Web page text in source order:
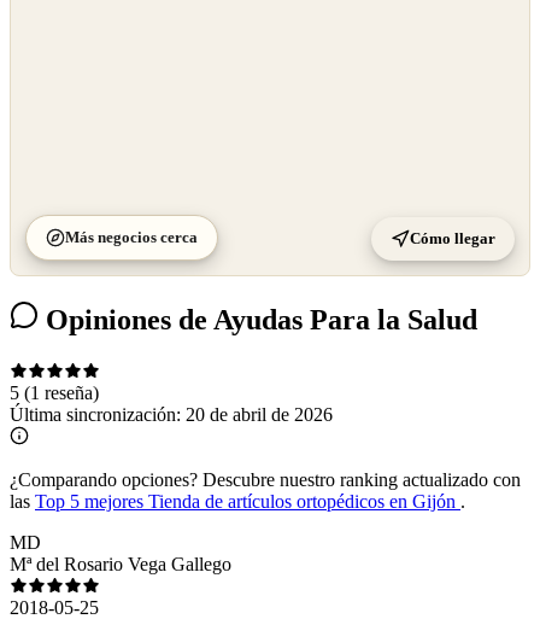
Más negocios cerca Cómo llegar
Opiniones de Ayudas Para la Salud
5 (1 reseña)
Última sincronización: 20 de abril de 2026
¿Comparando opciones? Descubre nuestro ranking actualizado con
las Top 5 mejores Tienda de artículos ortopédicos en Gijón .
MD
Mª del Rosario Vega Gallego
2018-05-25